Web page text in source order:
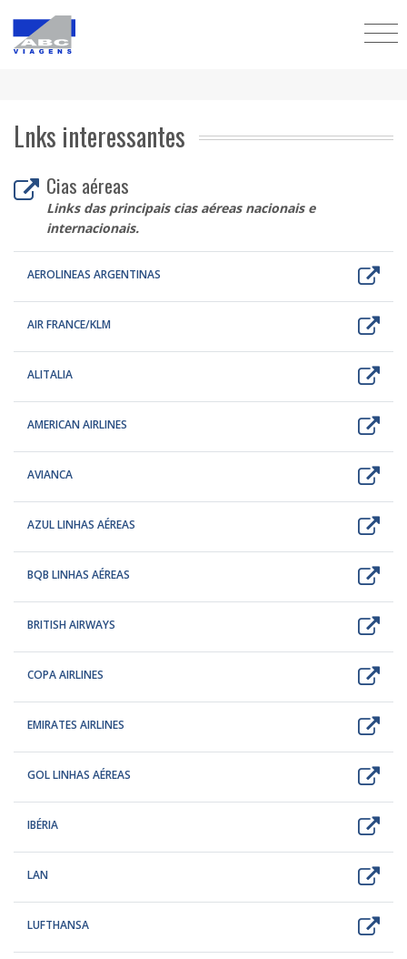
Lnks interessantes
Cias aéreas
Links das principais cias aéreas nacionais e
internacionais.
AEROLINEAS ARGENTINAS
AIR FRANCE/KLM
ALITALIA
AMERICAN AIRLINES
AVIANCA
AZUL LINHAS AÉREAS
BQB LINHAS AÉREAS
BRITISH AIRWAYS
COPA AIRLINES
EMIRATES AIRLINES
GOL LINHAS AÉREAS
IBÉRIA
LAN
LUFTHANSA